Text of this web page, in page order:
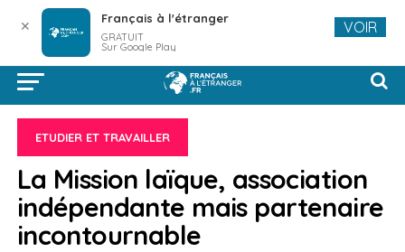
ETUDIER ET TRAVAILLER
La Mission laïque, association
indépendante mais partenaire
incontournable
✕ Français à l'étranger
GRATUIT
Sur Google Play
VOIR